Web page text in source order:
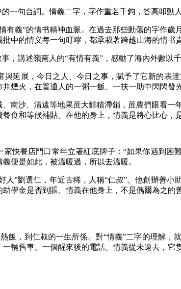
一句台詞。情義二字，字作重若千鈞，答高叩動
義”的情书精神血脈。在過去那些動蕩的字作歲
中的情义每一句叮嚀，都承載著跨越山海的情书
講述嶺南人的“有情有義”，感動了海內外數以千
展，今日之人、今日之事，賦予了它新的表
煙火，在普通人的一粥一飯、一扶一助中閃閃發
沙、清遠等地果蔗大麵積滯銷，蔗農們眼看一
食和等候補貼。在他的身上，情義是將心比心，
餐店門口常年立著紅底牌子：“如果你遇到困難
便是如此，被溫暖過，所以去溫暖。
”劉選仁，年近古稀，人稱“仁叔”。他創辦善小
學金是否到賬。情義在他身上，不是偶爾為之
，到仁叔的一生所係。對“情義”二字的理解，
輛舊車、一個醒來後的電話。情義從未遠去，